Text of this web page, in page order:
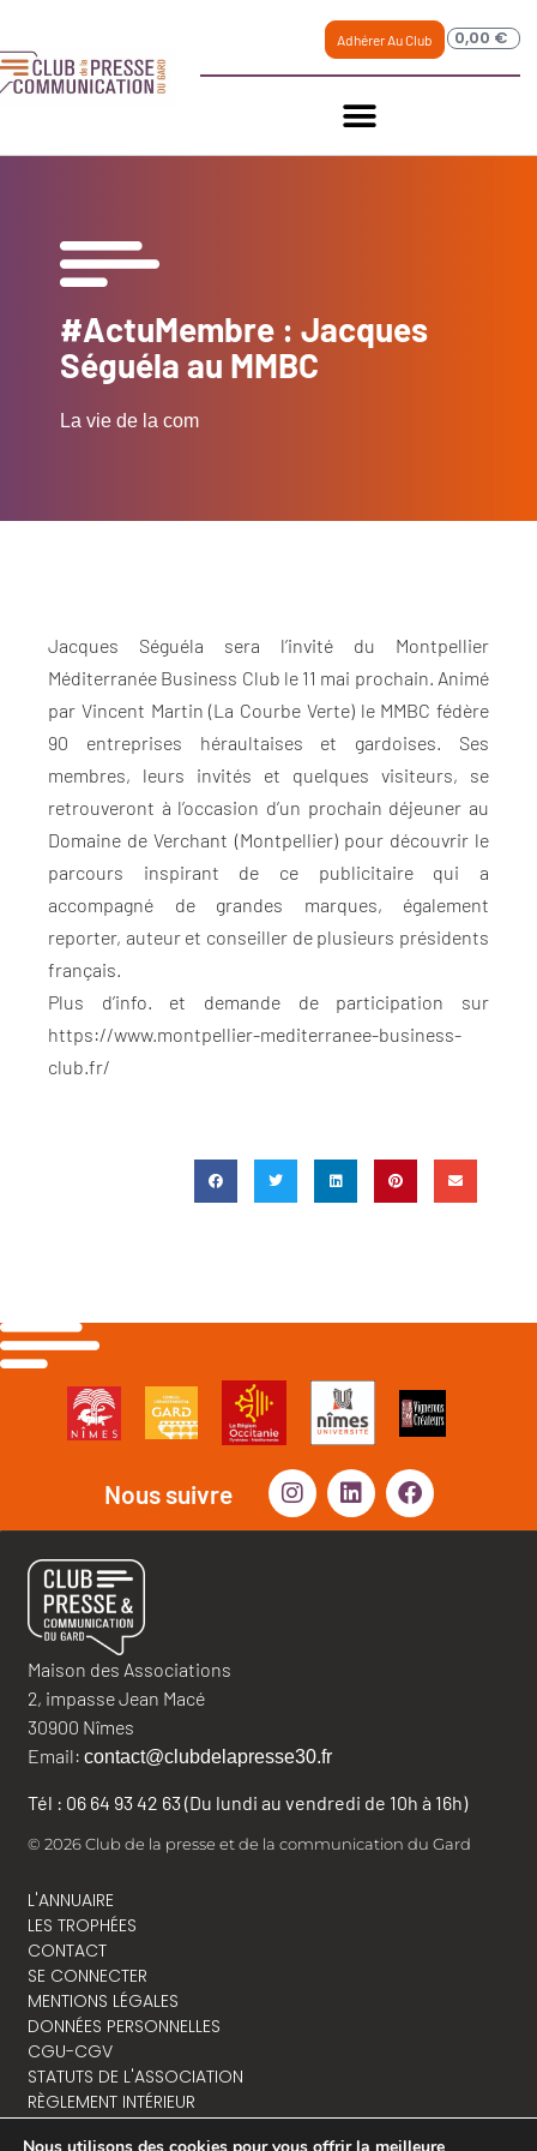
Adhérer Au Club 0,00 €
#ActuMembre : Jacques
Séguéla au MMBC
La vie de la com
Jacques Séguéla sera l’invité du Montpellier
Méditerranée Business Club le 11 mai prochain. Animé
par Vincent Martin (La Courbe Verte) le MMBC fédère
90 entreprises héraultaises et gardoises. Ses
membres, leurs invités et quelques visiteurs, se
retrouveront à l’occasion d’un prochain déjeuner au
Domaine de Verchant (Montpellier) pour découvrir le
parcours inspirant de ce publicitaire qui a
accompagné de grandes marques, également
reporter, auteur et conseiller de plusieurs présidents
français.
Plus d’info. et demande de participation sur
https://www.montpellier-mediterranee-business-
club.fr/
Nous suivre
Maison des Associations
2, impasse Jean Macé
30900 Nîmes
Email: contact@clubdelapresse30.fr
Tél : 06 64 93 42 63 (Du lundi au vendredi de 10h à 16h)
© 2026 Club de la presse et de la communication du Gard
L'ANNUAIRE
LES TROPHÉES
CONTACT
SE CONNECTER
MENTIONS LÉGALES
DONNÉES PERSONNELLES
CGU-CGV
STATUTS DE L'ASSOCIATION
RÈGLEMENT INTÉRIEUR